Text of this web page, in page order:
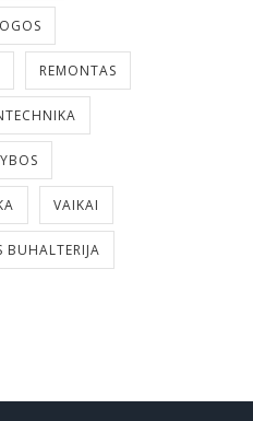
REMONTAS
VAIKAI
BUHALTERIJA